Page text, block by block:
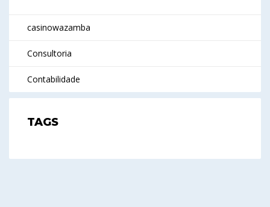
casinowazamba
Consultoria
Contabilidade
TAGS